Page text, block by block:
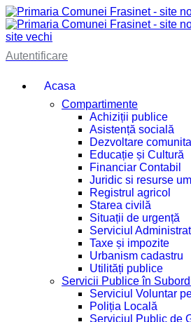
site vechi
Autentificare
Acasa
Compartimente
Achiziții publice
Asistență socială
Dezvoltare
Educație și Cultură
Financiar Contabil
Juridic si resurse
Registrul agricol
Starea civilă
Situații de urgență
Serviciul
Taxe și impozite
Urbanism cadastru
Utilități publice
Servicii Publice în
Serviciul Voluntar
Poliția Locală
Serviciul Public de